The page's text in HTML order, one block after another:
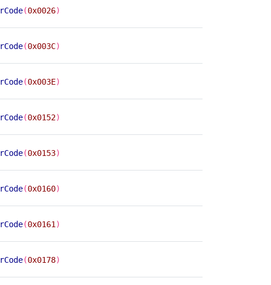
(0x0026)
(0x003C)
(0x003E)
(0x0152)
(0x0153)
(0x0160)
(0x0161 )
(0x0178)